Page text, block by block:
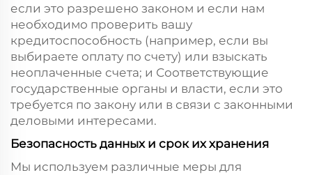
если это разрешено законом и если нам
необходимо проверить вашу
кредитоспособность (например, если вы
выбираете оплату по счету) или взыскать
неоплаченные счета; и Соответствующие
государственные органы и власти, если это
требуется по закону или в связи с законными
деловыми интересами.
Безопасность данных и срок их хранения
Мы используем различные меры для